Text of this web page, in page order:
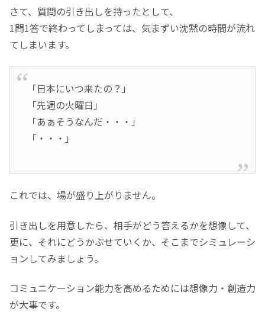
さて、質問の引き出しを持ったとして、
1問1答で終わってしまっては、気まずい沈黙の時間が流れ
てしまいます。
「日本にいつ来たの？」
「先週の火曜日」
「あぁそうなんだ・・・」
「・・・」
これでは、場が盛り上がりません。
引き出しを用意したら、相手がどう答えるかを想像して、
更に、それにどうかぶせていくか、そこまでシミュレーシ
ョンしてみましょう。
コミュニケーション能力を高めるためには想像力・創造力
が大事です。